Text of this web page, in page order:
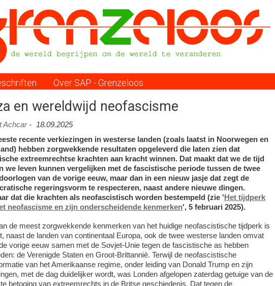
naar
inhoud
Over SAP - Grenzeloos
en wereldwijd neofascisme
Achcar- 18.09.2025
recente verkiezingen in westerse landen (zoals laatst in Noorwegen en
hebben zorgwekkende resultaten opgeleverd die laten zien dat
extreemrechtse krachten aan kracht winnen. Dat maakt dat we de tijd
we leven kunnen vergelijken met de fascistische periode tussen de twee
van de vorige eeuw, maar dan in een nieuw jasje dat zegt de
regeringsvorm te respecteren, naast andere nieuwe dingen.
dat die krachten als neofascistisch worden bestempeld (zie 'Het tijdperk
neofascisme en zijn onderscheidende kenmerken', 5 februari 2025).
de meest zorgwekkende kenmerken van het huidige neofascistische tijdperk is
naast de landen van continentaal Europa, ook de twee westerse landen omvat
vorige eeuw samen met de Sovjet-Unie tegen de fascistische as hebben
de Verenigde Staten en Groot-Brittannië. Terwijl de neofascistische
van het Amerikaanse regime, onder leiding van Donald Trump en zijn
met de dag duidelijker wordt, was Londen afgelopen zaterdag getuige van de
betoging van extreemrechts in de Britse geschiedenis. Dat tegen de